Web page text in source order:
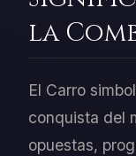
la
El Carro
conquista del
opuestas,